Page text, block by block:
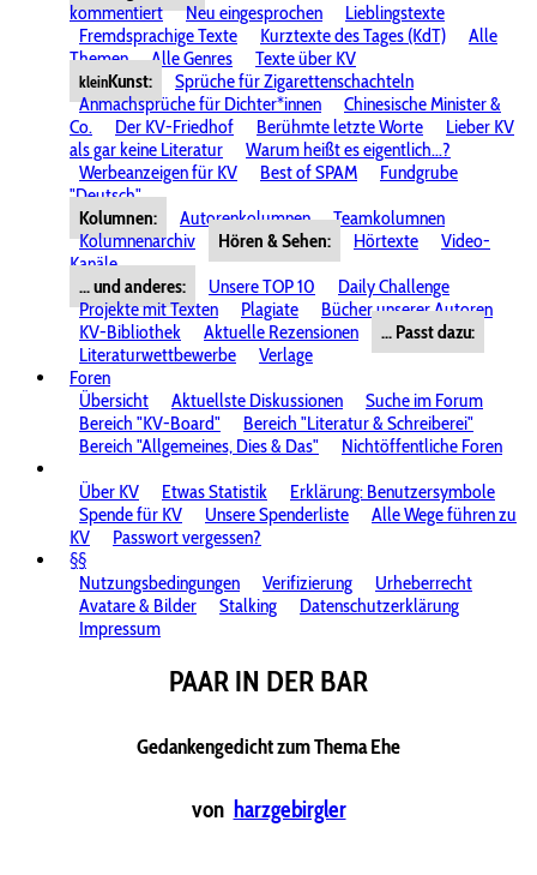
kommentiert
Neu eingesprochen
Lieblingstexte
Fremdsprachige Texte
Kurztexte des Tages (KdT)
Alle
Themen
Alle Genres Texte über KV
kleinKunst:
Sprüche für Zigarettenschachteln
Anmachsprüche für Dichter*innen
Chinesische Minister &
Co.
Der KV-Friedhof Berühmte letzte Worte
Lieber KV
als gar keine Literatur
Warum heißt es eigentlich...?
Werbeanzeigen für KV
Best of SPAM
Fundgrube
"Deutsch"
Kolumnen:
Autorenkolumnen
Teamkolumnen
Kolumnenarchiv
Hören & Sehen: Hörtexte
Video-
Kanäle
... und anderes:
Unsere TOP 10
Daily Challenge
Projekte mit Texten
Plagiate
Bücher unserer Autoren
KV-Bibliothek
Aktuelle Rezensionen
... Passt dazu:
Literaturwettbewerbe
Verlage
Foren
Übersicht
Aktuellste Diskussionen
Suche im Forum
Bereich "KV-Board"
Bereich "Literatur & Schreiberei"
Bereich "Allgemeines, Dies & Das"
Nichtöffentliche Foren
Über KV
Etwas Statistik
Erklärung: Benutzersymbole
Spende für KV
Unsere Spenderliste
Alle Wege führen zu
KV
Passwort vergessen?
§§
Nutzungsbedingungen
Verifizierung
Urheberrecht
Avatare & Bilder
Stalking
Datenschutzerklärung
Impressum
PAAR IN DER BAR
Gedankengedicht zum Thema Ehe
von harzgebirgler